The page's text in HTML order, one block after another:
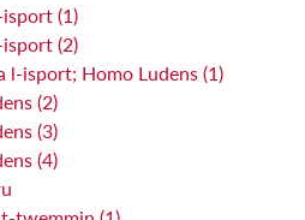
(1)
(2)
l-isport; Homo Ludens (1)
(2)
(3)
(4)